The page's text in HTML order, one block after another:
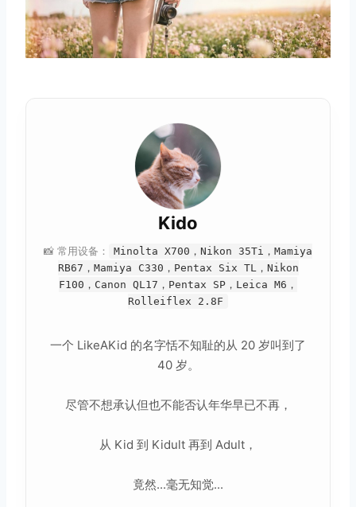
Kido
📸 常用设备：
Minolta X700，Nikon 35Ti，Mamiya
RB67，Mamiya C330，Pentax Six TL，Nikon
F100，Canon QL17，Pentax SP，Leica M6，
Rolleiflex 2.8F
一个 LikeAKid 的名字恬不知耻的从 20 岁叫到了
40 岁。
尽管不想承认但也不能否认年华早已不再，
从 Kid 到 Kidult 再到 Adult，
竟然...毫无知觉...